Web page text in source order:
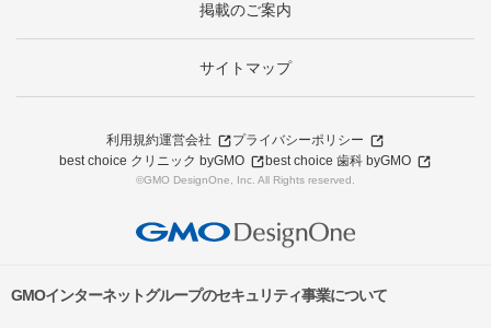
掲載のご案内
サイトマップ
利用規約運営会社
プライバシーポリシー
best choice クリニック byGMO
best choice 歯科 byGMO
©GMO DesignOne, Inc. All Rights reserved.
GMOインターネットグループのセキュリティ事業について